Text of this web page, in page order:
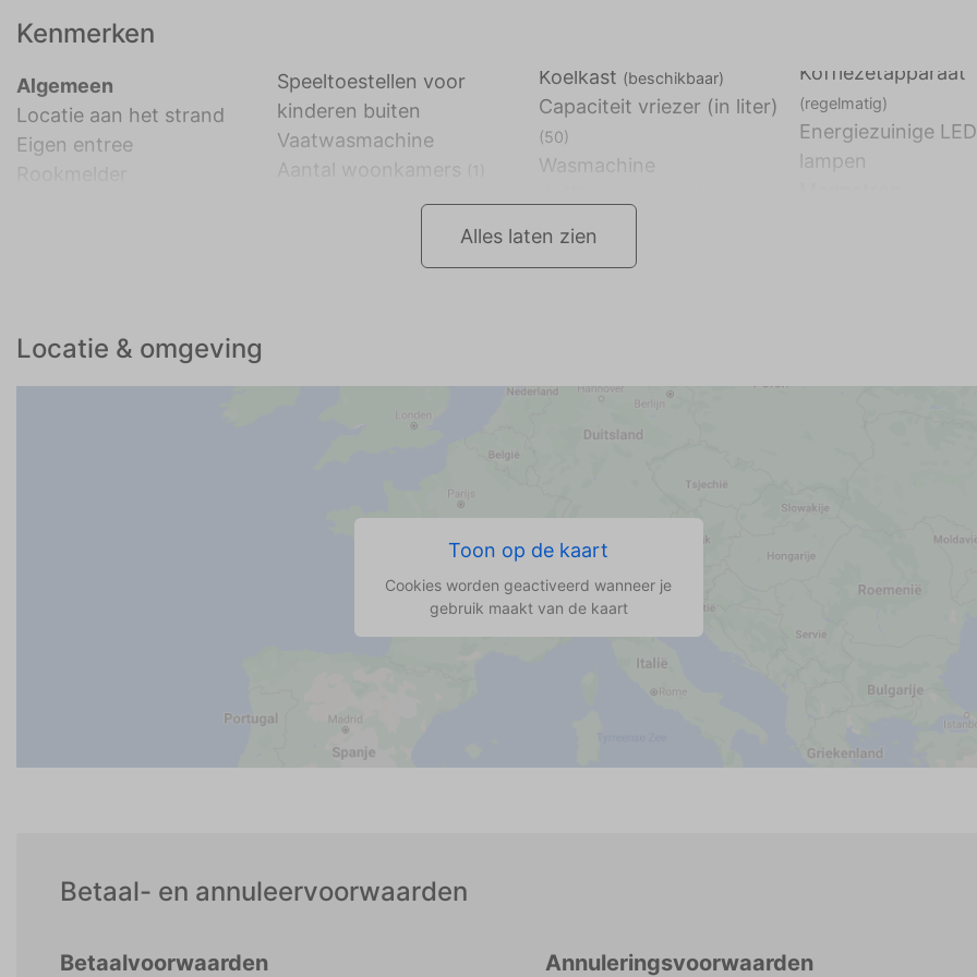
Kenmerken
Algemeen
Locatie aan het strand
Eigen entree
Speeltoestellen voor
kinderen buiten
Vaatwasmachine
Aantal woonkamers
Koelkast (beschikbaar)
Capaciteit vriezer (in liter)
(50)
Wasmachine
Koffiezetapparaat
(regelmatig)
Energiezuinige
lampen
Alles laten zien
Locatie & omgeving
Toon op de kaart
Cookies worden geactiveerd wanneer je
gebruik maakt van de kaart
Betaal- en annuleervoorwaarden
Betaalvoorwaarden Annuleringsvoorwaarden